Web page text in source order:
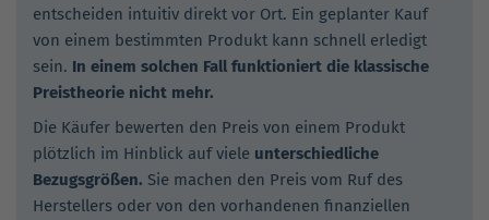
entscheiden intuitiv direkt vor Ort. Ein geplanter Kauf
von einem bestimmten Produkt kann schnell erledigt
sein. In einem solchen Fall funktioniert die klassische
Preistheorie nicht mehr.
Die Käufer bewerten den Preis von einem Produkt
plötzlich im Hinblick auf viele unterschiedliche
Bezugsgrößen. Sie machen den Preis vom Ruf des
Herstellers oder von den vorhandenen finanziellen